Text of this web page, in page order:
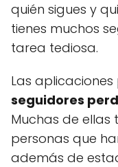
quién sigues y
tienes muchos
tarea tediosa.
Las
seguidores
Muchas de ellas
personas que
además de